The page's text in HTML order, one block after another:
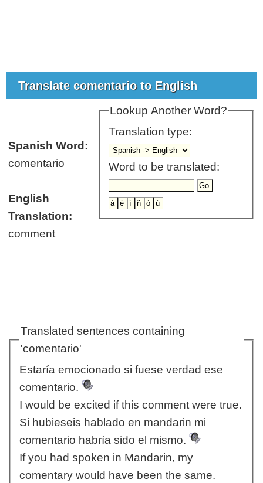
Translate comentario to English
Lookup Another Word?
Translation type:
Word to be translated:
Spanish Word:
comentario
English
Translation:
comment
Translated sentences containing
'comentario'
Estaría emocionado si fuese verdad ese
comentario.
I would be excited if this comment were true.
Si hubieseis hablado en mandarin mi
comentario habría sido el mismo.
If you had spoken in Mandarin, my
comentary would have been the same.